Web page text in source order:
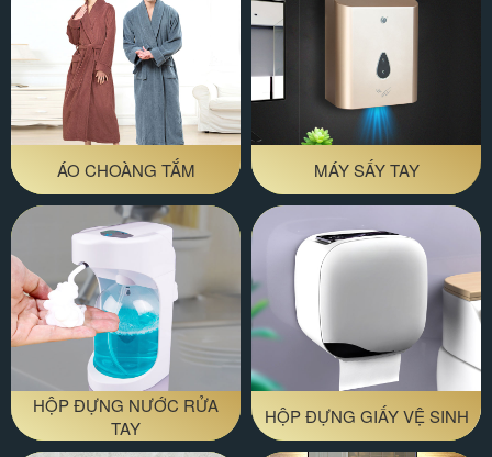
ÁO CHOÀNG TẮM MÁY SẤY TAY
HỘP ĐỰNG NƯỚC RỬA
TAY
HỘP ĐỰNG GIẤY VỆ SINH